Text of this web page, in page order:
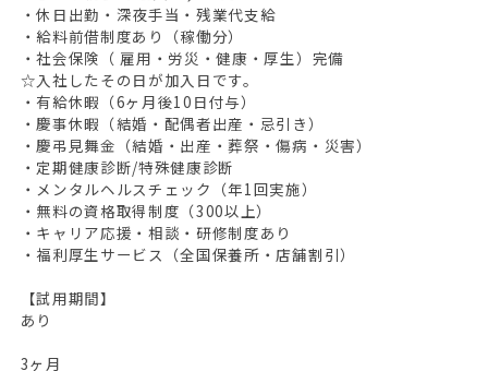
・休日出勤・深夜手当・残業代支給
・給料前借制度あり（稼働分）
・社会保険（ 雇用・労災・健康・厚生）完備
☆入社したその日が加入日です。
・有給休暇（6ヶ月後10日付与）
・慶事休暇（結婚・配偶者出産・忌引き）
・慶弔見舞金（結婚・出産・葬祭・傷病・災害）
・定期健康診断/特殊健康診断
・メンタルヘルスチェック（年1回実施）
・無料の資格取得制度（300以上）
・キャリア応援・相談・研修制度あり
・福利厚生サービス（全国保養所・店舗割引）
【試用期間】
あり
3ヶ月